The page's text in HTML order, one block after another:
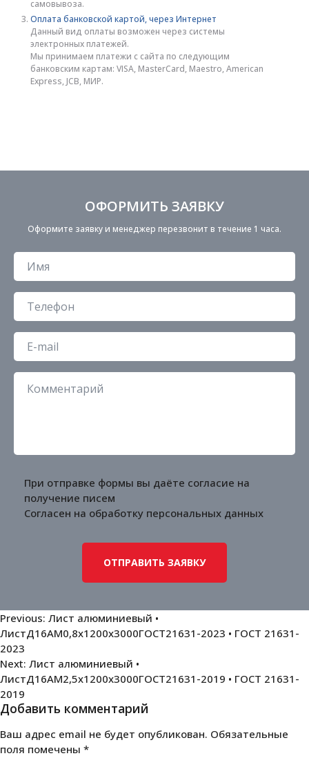
самовывоза.
Оплата банковской картой, через Интернет
Данный вид оплаты возможен через системы
электронных платежей.
Мы принимаем платежи с сайта по следующим
банковским картам: VISA, MasterCard, Maestro, American
Express, JCB, МИР.
ОФОРМИТЬ ЗАЯВКУ
Оформите заявку и менеджер перезвонит в течение 1 часа.
При отправке формы вы даёте согласие на
получение писем
Согласен на обработку персональных данных
Навигация
по
записям
Previous: Лист алюминиевый •
ЛистД16АМ0,8х1200х3000ГОСТ21631-2023 • ГОСТ 21631-
2023
Next: Лист алюминиевый •
ЛистД16АМ2,5х1200х3000ГОСТ21631-2019 • ГОСТ 21631-
2019
Добавить комментарий
Ваш адрес email не будет опубликован. Обязательные
поля помечены *